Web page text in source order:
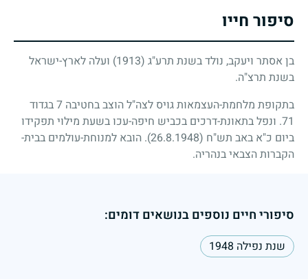
סיפור חייו
בן אסתר ויעקב, נולד בשנת תרע"ג (1913)
ועלה לארץ-ישראל
בשנת תרצ"ה.
בתקופת מלחמת-העצמאות גויס לצה"ל הוצב בחטיבה 7בגדוד
71. ונפל בתאונת-דרכים בכביש חיפה-עכו בשעת מילוי תפקידו
ביום כ"א באב תש"ח (26.8.1948)
. הובא למנוחת-עולמים בבית-
הקברות הצבאי בנהריה.
סיפורי חיים נוספים בנושאים דומים:
שנת נפילה 1948